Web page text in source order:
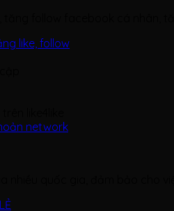
tăng follow facebook cá nhân,
like, follow
network